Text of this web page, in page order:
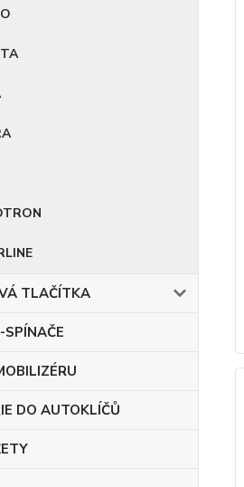
TLAČÍTKA
SPÍNAČE
DO AUTOKLÍČŮ